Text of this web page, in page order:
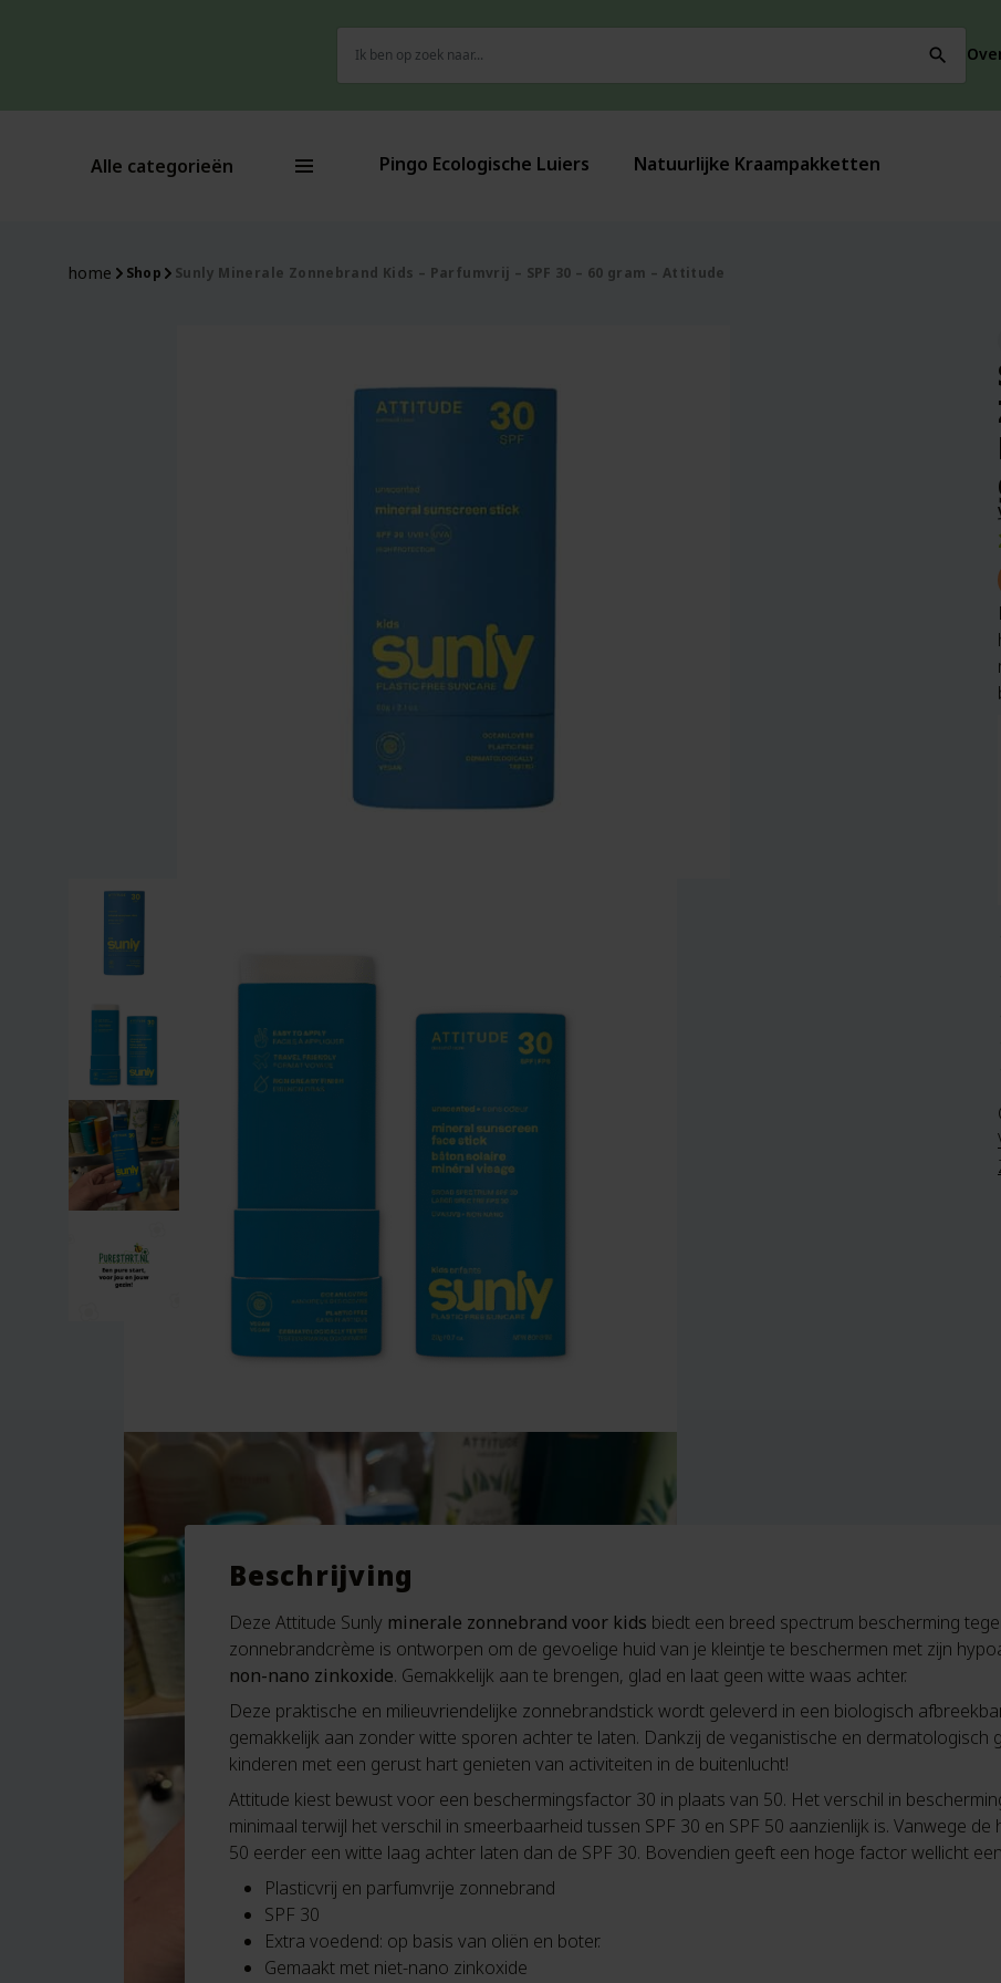
naar:
search
Alle categorieën Pingo Ecologische Luiers Natuurlijke Kraampakketten
home Shop Sunly Minerale Zonnebrand Kids – Parfumvrij – SPF 30 – 60 gram – Attitude
Beschrijving
Deze Attitude Sunly minerale zonnebrand voor kids biedt een breed spectrum bescherming
zonnebrandcrème is ontworpen om de gevoelige huid van je kleintje te beschermen met zijn
non-nano zinkoxide. Gemakkelijk aan te brengen, glad en laat geen witte waas achter.
Deze praktische en milieuvriendelijke zonnebrandstick wordt geleverd in een biologisch
gemakkelijk aan zonder witte sporen achter te laten. Dankzij de veganistische en dermatologisch
kinderen met een gerust hart genieten van activiteiten in de buitenlucht!
Attitude kiest bewust voor een beschermingsfactor 30 in plaats van 50. Het verschil in
minimaal terwijl het verschil in smeerbaarheid tussen SPF 30 en SPF 50 aanzienlijk is. Vanwege
50 eerder een witte laag achter laten dan de SPF 30. Bovendien geeft een hoge factor wellicht
Plasticvrij en parfumvrije zonnebrand
SPF 30
Extra voedend: op basis van oliën en boter.
Gemaakt met niet-nano zinkoxide